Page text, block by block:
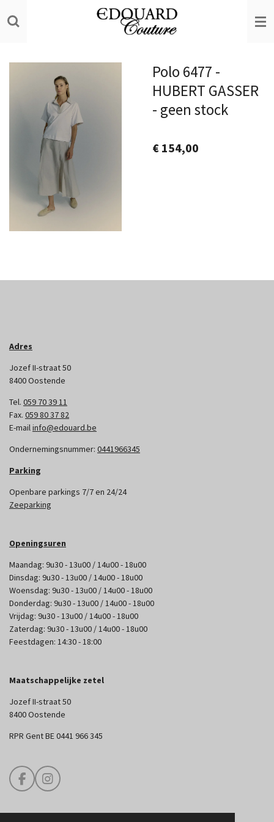
direct
Polo 6477 -
HUBERT GASSER
- geen stock
€ 154,00
Adres
Jozef II-straat 50
8400 Oostende
Tel. 059 70 39 11
Fax. 059 80 37 82
E-mailinfo@edouard.be
Ondernemingsnummer: 0441966345
Parking
Openbare parkings 7/7 en 24/24
Zeeparking
Openingsuren
Maandag: 9u30 - 13u00 / 14u00 - 18u00
Dinsdag: 9u30 - 13u00 / 14u00 - 18u00
Woensdag: 9u30 - 13u00 / 14u00 - 18u00
Donderdag: 9u30 - 13u00 / 14u00 - 18u00
Vrijdag: 9u30 - 13u00 / 14u00 - 18u00
Zaterdag: 9u30 - 13u00 / 14u00 - 18u00
Feestdagen: 14:30 - 18:00
Maatschappelijke zetel
Jozef II-straat 50
8400 Oostende
RPR Gent BE 0441 966 345
F
a
I
n